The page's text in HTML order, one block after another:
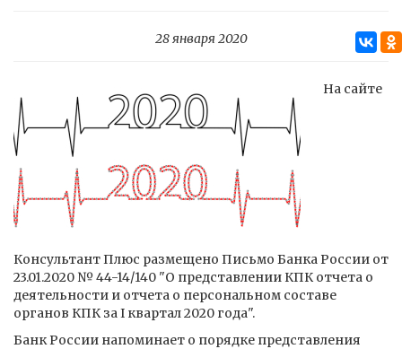
28 января 2020
На сайте
Консультант Плюс размещено Письмо Банка России от
23.01.2020 № 44-14/140 "О представлении КПК отчета о
деятельности и отчета о персональном составе
органов КПК за I квартал 2020 года".
Банк России напоминает о порядке представления